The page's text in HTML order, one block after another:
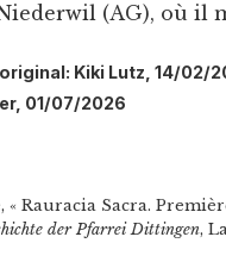
(AG), où il
Kiki Lutz, 14/02/
01/07/2026
« Rauracia Sacra.
der Pfarrei Dittingen,